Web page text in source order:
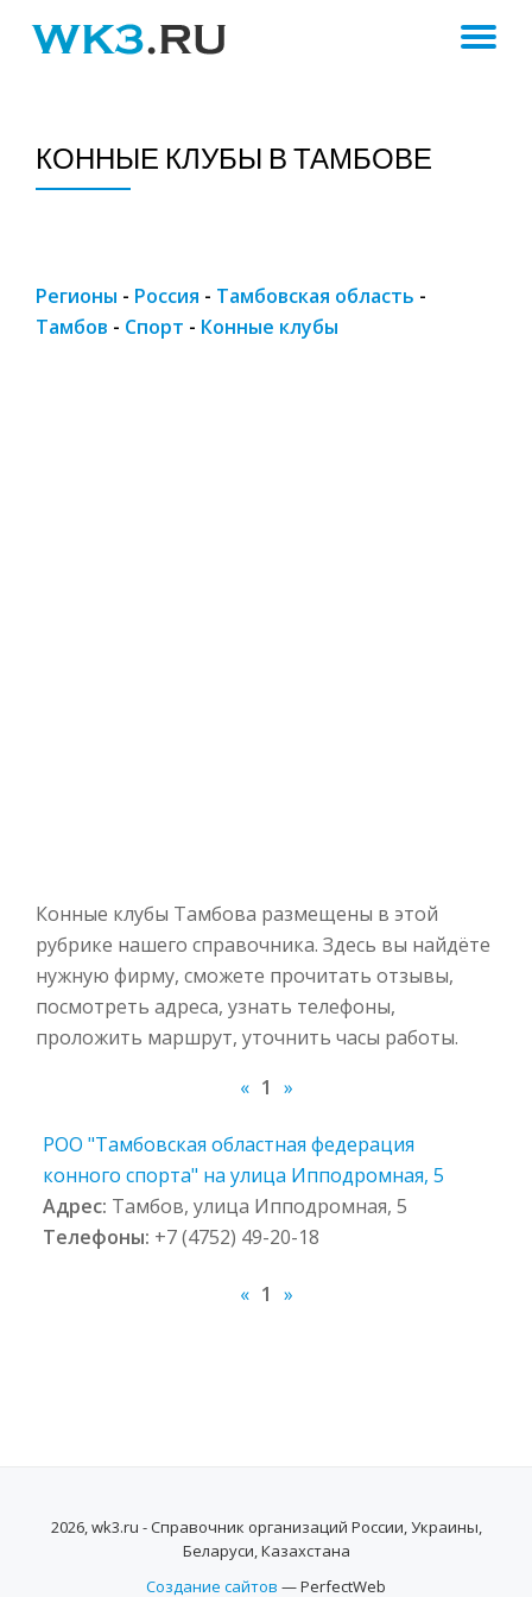
КОННЫЕ КЛУБЫ В ТАМБОВЕ
Регионы - Россия - Тамбовская область -
Тамбов - Спорт - Конные клубы
Конные клубы Тамбова размещены в этой
рубрике нашего справочника. Здесь вы найдёте
нужную фирму, сможете прочитать отзывы,
посмотреть адреса, узнать телефоны,
проложить маршрут, уточнить часы работы.
« 1 »
РОО "Тамбовская областная федерация
конного спорта" на улица Ипподромная, 5
Адрес: Тамбов, улица Ипподромная, 5
Телефоны: +7 (4752) 49-20-18
« 1 »
2026, wk3.ru - Справочник организаций России, Украины,
Беларуси, Казахстана
Создание сайтов — PerfectWeb